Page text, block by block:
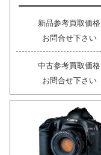
新品参考買取価格
お問合せ下さい
中古参考買取価格
お問合せ下さい